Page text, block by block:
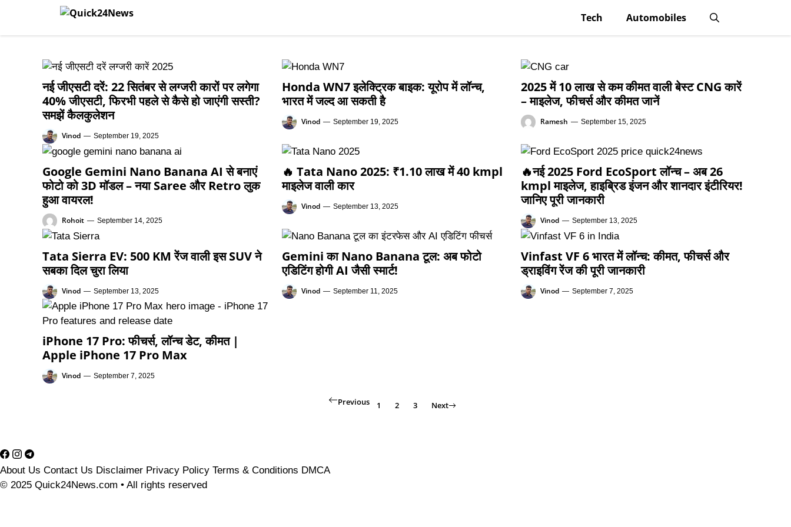
content
Tech Automobiles
नई जीएसटी दरें: 22 सितंबर से लग्जरी कारों पर लगेगा
40% जीएसटी, फिरभी पहले से कैसे हो जाएंगी सस्ती?
समझें कैलकुलेशन
Vinod — September 19, 2025
Honda WN7 इलेक्ट्रिक बाइक: यूरोप में लॉन्च,
भारत में जल्द आ सकती है
Vinod — September 19, 2025
2025 में 10 लाख से कम कीमत वाली बेस्ट CNG कारें
– माइलेज, फीचर्स और कीमत जानें
Ramesh — September 15, 2025
Google Gemini Nano Banana AI से बनाएं
फोटो को 3D मॉडल – नया Saree और Retro लुक
हुआ वायरल!
Rohoit — September 14, 2025
🔥 Tata Nano 2025: ₹1.10 लाख में 40 kmpl
माइलेज वाली कार
Vinod — September 13, 2025
🔥नई 2025 Ford EcoSport लॉन्च – अब 26
kmpl माइलेज, हाइब्रिड इंजन और शानदार इंटीरियर!
जानिए पूरी जानकारी
Vinod — September 13, 2025
Tata Sierra EV: 500 KM रेंज वाली इस SUV ने
सबका दिल चुरा लिया
Vinod — September 13, 2025
Gemini का Nano Banana टूल: अब फोटो
एडिटिंग होगी AI जैसी स्मार्ट!
Vinod — September 11, 2025
Vinfast VF 6 भारत में लॉन्च: कीमत, फीचर्स और
ड्राइविंग रेंज की पूरी जानकारी
Vinod — September 7, 2025
iPhone 17 Pro: फीचर्स, लॉन्च डेट, कीमत |
Apple iPhone 17 Pro Max
Vinod — September 7, 2025
Previous 1 2 3 Next
About Us Contact Us Disclaimer Privacy Policy Terms & Conditions DMCA
© 2025 Quick24News.com • All rights reserved